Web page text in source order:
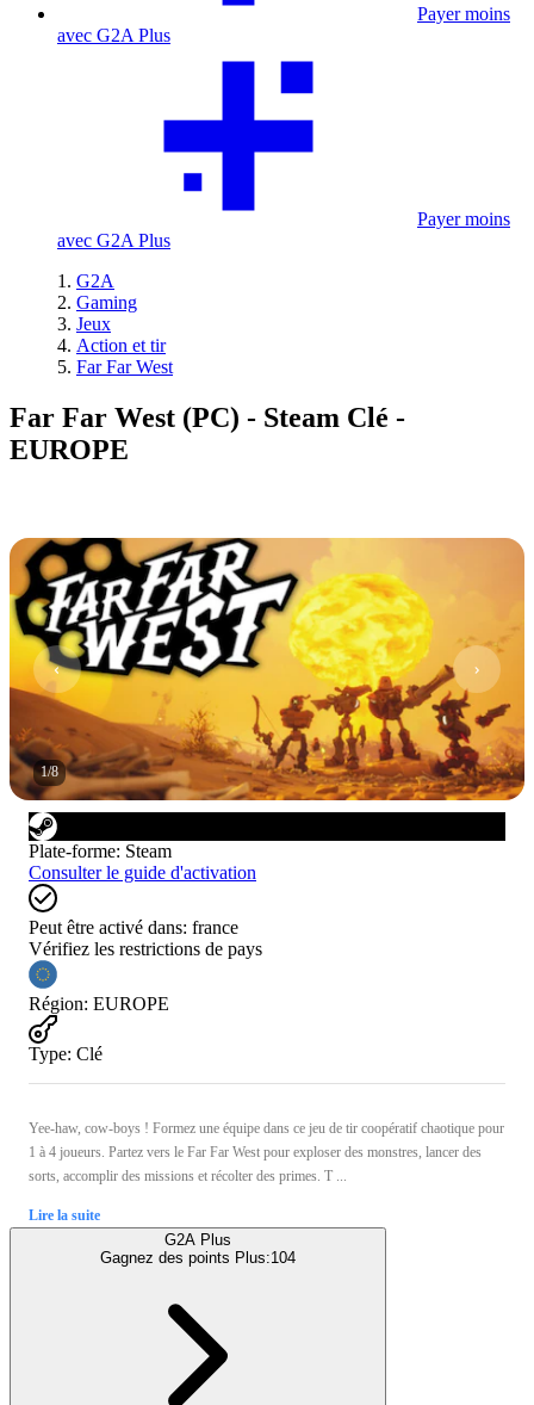
Payer moins
avec G2A Plus
Payer moins
avec G2A Plus
G2A
Gaming
Jeux
Action et tir
Far Far West
Far Far West (PC) - Steam Clé -
EUROPE
1/8
Plate-forme: Steam
Consulter le guide d'activation
Peut être activé dans: france
Vérifiez les restrictions de pays
Région: EUROPE
Type: Clé
Yee-haw, cow-boys ! Formez une équipe dans ce jeu de tir coopératif chaotique pour
1 à 4 joueurs. Partez vers le Far Far West pour exploser des monstres, lancer des
sorts, accomplir des missions et récolter des primes. T ...
Lire la suite
G2A Plus
Gagnez des points Plus:104